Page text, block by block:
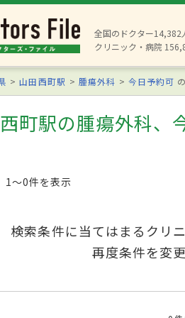
全国のドクター14,382
クリニック・病院
山田西町駅 腫瘍外科 今日予約可
町駅の腫瘍外科、
1〜0件を表示
検索条件に当てはまるクリ
再度条件を変